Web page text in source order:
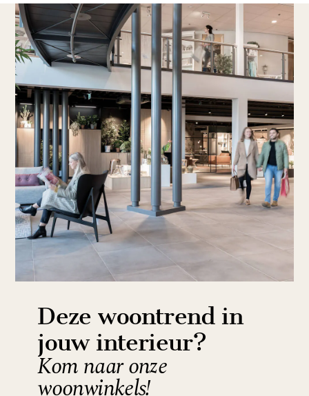
Deze woontrend in
jouw interieur?
Kom naar onze
woonwinkels!